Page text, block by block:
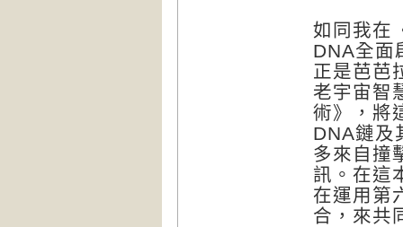
如同我在
DNA全面
正是芭芭
老宇宙智
術》，將
DNA鏈及
多來自撞
訊。在這
在運用第
合，來共